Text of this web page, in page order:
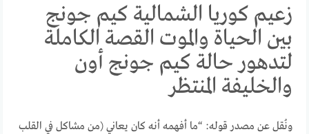
زعيم كوريا الشمالية كيم جونج
بين الحياة والموت القصة الكاملة
لتدهور حالة كيم جونج أون
والخليفة المنتظر
ونُقل عن مصدر قوله: “ما أفهمه أنه كان يعاني (من مشاكل في القلب